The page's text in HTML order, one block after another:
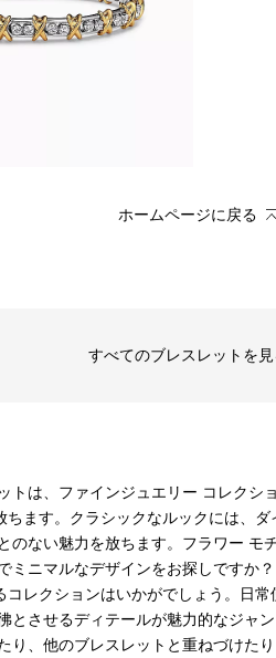
ホームページに戻る
すべてのブレスレットを見
は、ファインジュエリー コレク
ます。クラシックなルックには、
ない魅力を放ちます。フラワー
ニマルなデザインをお探しです
レクションはいかがでしょう。日
させるディテールが魅力的なジ
、他のブレスレットと重ねづけ